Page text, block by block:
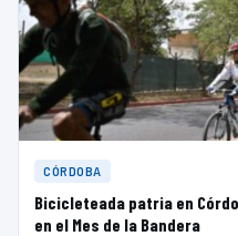
CÓRDOBA
Bicicleteada patria en
en el Mes de la Bandera